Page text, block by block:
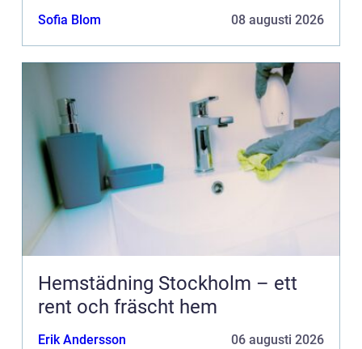
Sofia Blom 08 augusti 2026
Hemstädning Stockholm – ett
rent och fräscht hem
Erik Andersson 06 augusti 2026